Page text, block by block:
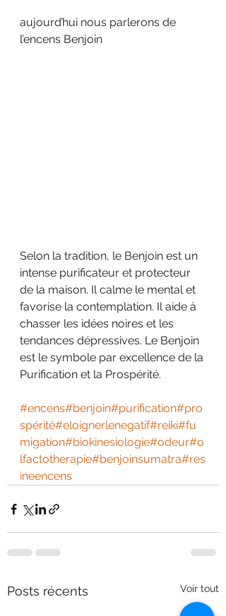
aujourd’hui nous parlerons de
l’encens Benjoin
Selon la tradition, le Benjoin est un
intense purificateur et protecteur
de la maison. Il calme le mental et
favorise la contemplation. Il aide à
chasser les idées noires et les
tendances dépressives. Le Benjoin
est le symbole par excellence de la
Purification et la Prospérité.
#encens#benjoin#purification#pro
spérité#eloignerlenegatif#reiki#fu
migation#biokinesiologie#odeur#o
lfactotherapie#benjoinsumatra#res
ineencens
Posts récents Voir tout